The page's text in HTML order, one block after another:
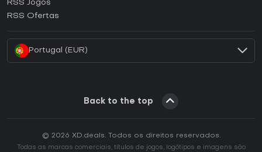
RSS Jogos
RSS Ofertas
Portugal (EUR)
Back to the top
© 2026 XD.deals. Todos os direitos reservados.
Todas as marcas comerciais, títulos de jogos, logótipos e imagens são